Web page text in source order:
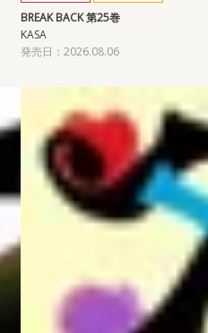
BREAK BACK 第25巻
KASA
発売日：2026.08.06